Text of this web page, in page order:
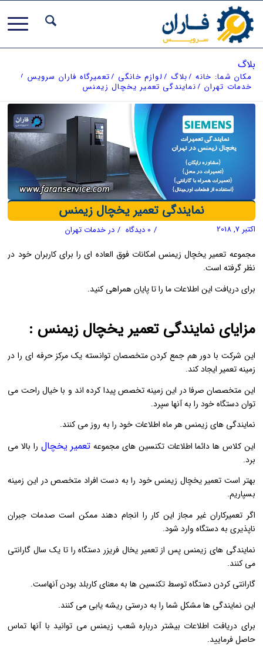
بلاگ
مکان شما: خانه /بلاگ / لوازم خانگی /تعمیرگاه فاران سرویس /
خدمات تهران /نمایندگی تعمیر یخچال زیمنس
نمایندگی تعمیر یخچال زیمنس
اکتبر 7, 2018 / 0 دیدگاه / درخدمات تهران
مجموعه تعمیر یخچال زیمنس امکانات فوق العاده ای را برای کاربران خود در
نظر گرفته است.
برای دریافت این اطلاعات ما را تا پایان همراهی کنید.
مزایای نمایندگی تعمیر یخچال زیمنس :
این شرکت با دور هم جمع کردن متخصصان توانسته یک مرکز حرفه ای را در
زمینه تعمیر ایجاد کند.
این متخصصان صرفا در این زمینه تخصص پیدا کرده اند و با خیال راحت می
توان دستگاه خود را به آنها سپرد.
نمایندگی های زیمنس هر ماه اطلاعات خود را به روز می کنند.
این کلاس ها دائما اطلاعات تکنسین های مجموعه تعمیر یخچال را بالا می
برد.
بهتر است تعمیر یخچال زیمنس خود را به دست افراد متخصص در این زمینه
بسپاریم.
اگر تعمیرکاران غیر مجاز این کار را انجام دهند ممکن است صدمات جبران
ناپذیری به دستگاه وارد شود.
نمایندگی های زیمنس پس از تعمیر یخال فریزر دستگاه را تا یک سال گارانتی
می کنند.
گارانتی کردن دستگاه توسط تکنسین ها به معنای کاربلد بودن آنهاست.
این نمایندگی ها مشکل شما را به درستی ریشه یابی می کنند.
برای دریافت اطلاعات بیشتر درباره شعب زیمنس می توانید با آنها تماس
حاصل فرمایید.